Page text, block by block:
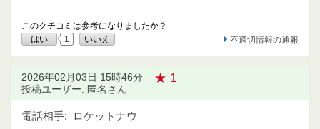
このクチコミは参考になりましたか？
はい
1 いいえ 不適切情報の通報
2026年02月03日 15時46分 ★ 1
投稿ユーザー: 匿名さん
電話相手: ロケットナウ